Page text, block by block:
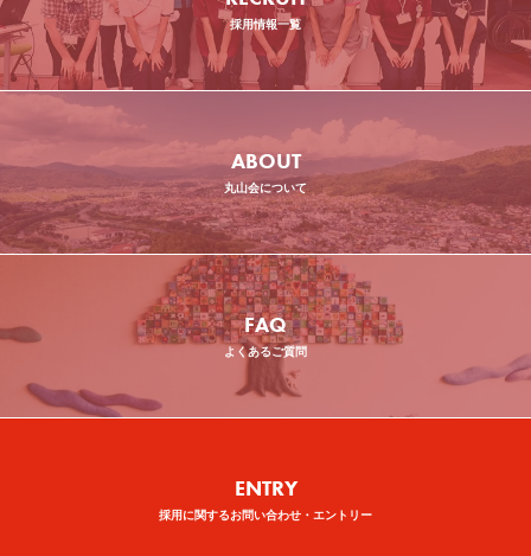
採用情報一覧
ABOUT
丸山会について
FAQ
よくあるご質問
ENTRY
採用に関するお問い合わせ・エントリー